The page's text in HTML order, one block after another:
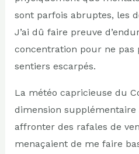
sont parfois abruptes, les
J’ai dû faire preuve
concentration pour ne pas
sentiers escarpés.
La météo capricieuse du
dimension supplémentaire
affronter des rafales de
menaçaient de me faire